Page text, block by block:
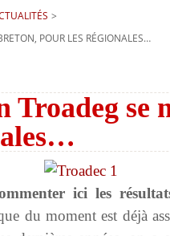
>
POUR LES RÉGIONALES…
se
ici les
du moment est déjà